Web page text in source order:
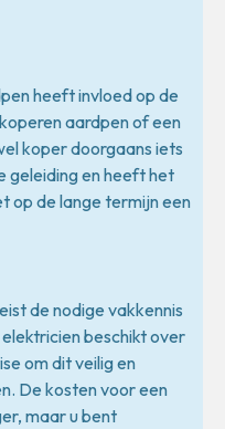
heeft invloed op de
aardpen of een
koper doorgaans iets
geleiding en heeft het
op de lange termijn een
de nodige vakkennis
beschikt over
om dit veilig en
De kosten voor een
maar u bent